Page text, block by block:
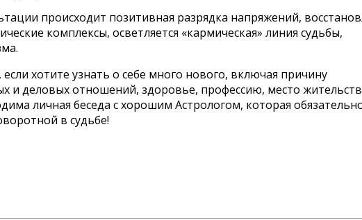
происходит позитивная разрядка напряжений,
комплексы, осветляется «кармическая» линия судьбы,
хотите узнать о себе много нового, включая причину
и деловых отношений, здоровье, профессию, место
личная беседа с хорошим Астрологом, которая
в судьбе!